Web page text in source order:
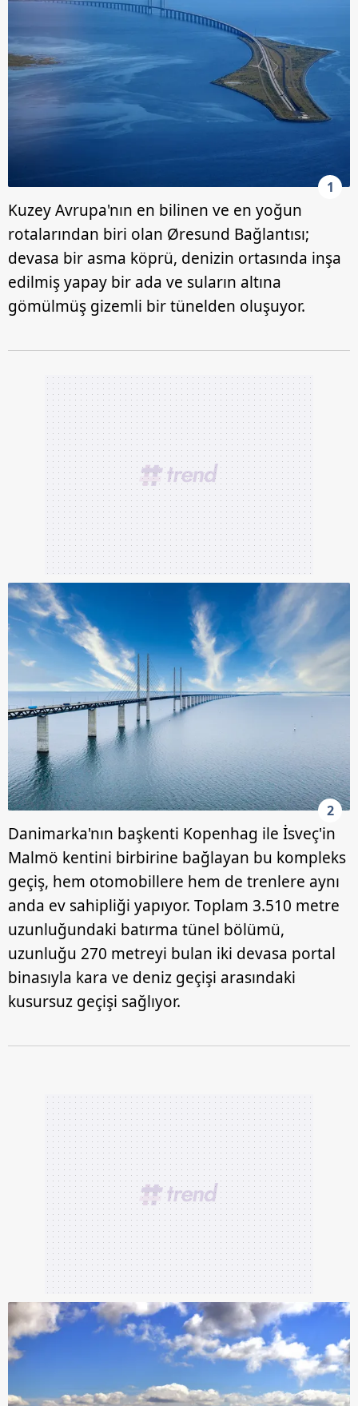
1
Kuzey Avrupa'nın en bilinen ve en yoğun
rotalarından biri olan Øresund Bağlantısı;
devasa bir asma köprü, denizin ortasında inşa
edilmiş yapay bir ada ve suların altına
gömülmüş gizemli bir tünelden oluşuyor.
2
Danimarka'nın başkenti Kopenhag ile İsveç'in
Malmö kentini birbirine bağlayan bu kompleks
geçiş, hem otomobillere hem de trenlere aynı
anda ev sahipliği yapıyor. Toplam 3.510 metre
uzunluğundaki batırma tünel bölümü,
uzunluğu 270 metreyi bulan iki devasa portal
binasıyla kara ve deniz geçişi arasındaki
kusursuz geçişi sağlıyor.